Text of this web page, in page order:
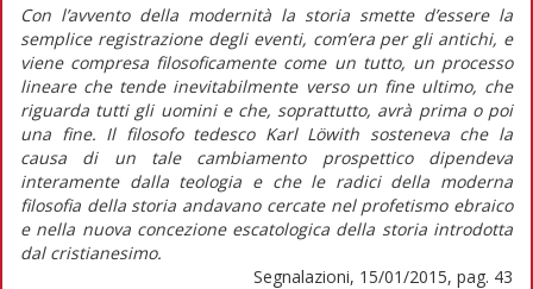
Con l’avvento della modernità la storia smette d’essere la
semplice registrazione degli eventi, com’era per gli antichi, e
viene compresa filosoficamente come un tutto, un processo
lineare che tende inevitabilmente verso un fine ultimo, che
riguarda tutti gli uomini e che, soprattutto, avrà prima o poi
una fine. Il filosofo tedesco Karl Löwith sosteneva che la
causa di un tale cambiamento prospettico dipendeva
interamente dalla teologia e che le radici della moderna
filosofia della storia andavano cercate nel profetismo ebraico
e nella nuova concezione escatologica della storia introdotta
dal cristianesimo.
Segnalazioni, 15/01/2015, pag. 43